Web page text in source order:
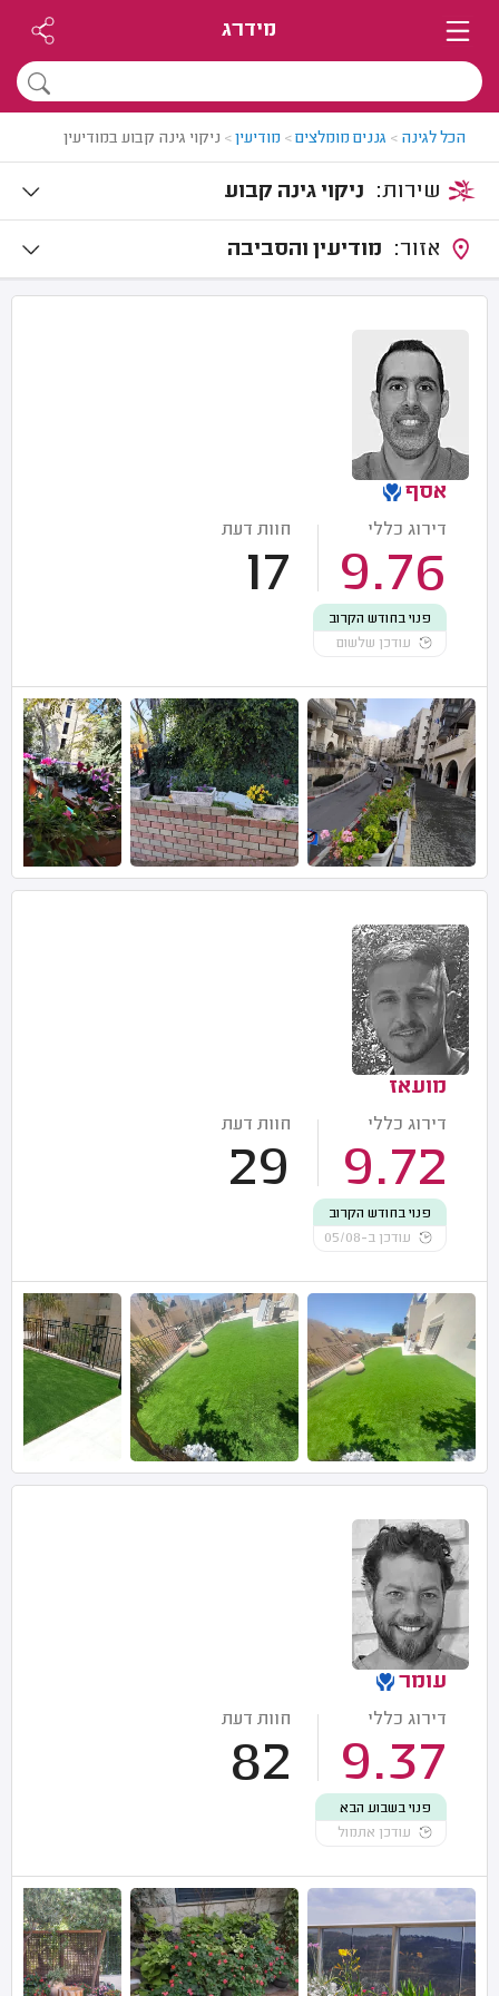
מידרג
הכל לגינה > גננים מומלצים> מודיעין> ניקוי גינה קבוע במודיעין
ניקוי גינה קבוע
מודיעין והסביבה
אסף
דירוג כללי
9.76
חוות דעת
17
פנוי בחודש הקרוב
עודכן שלשום
מועאז
דירוג כללי
9.72
חוות דעת
29
פנוי בחודש הקרוב
עודכן ב-05/08
עומר
דירוג כללי
9.37
חוות דעת
82
פנוי בשבוע הבא
עודכן אתמול